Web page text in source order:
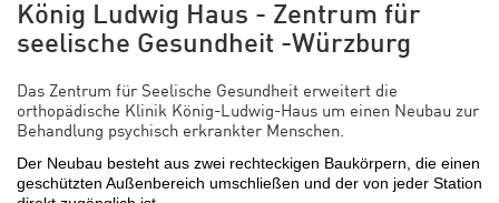
König Ludwig Haus - Zentrum für
seelische Gesundheit -Würzburg
Das Zentrum für Seelische Gesundheit erweitert die
orthopädische Klinik König-Ludwig-Haus um einen Neubau zur
Behandlung psychisch erkrankter Menschen.
Der Neubau besteht aus zwei rechteckigen Baukörpern, die einen
geschützten Außenbereich umschließen und der von jeder Station